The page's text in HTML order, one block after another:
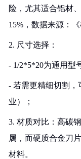
险，尤其适合铝材
15%，数据来源：
2. 尺寸选择：
- 1/2*5*20为通用型
- 若需更精细切割，
业）；
3. 材质对比：高碳
属，而硬质合金刀
材料。